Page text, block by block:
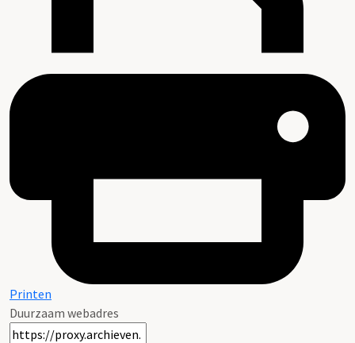
Printen
Duurzaam webadres